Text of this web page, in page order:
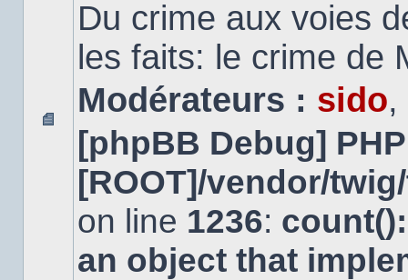
Aucun
message
non
Du crime aux voies
les faits: le crime de
Modérateurs : sido,
[phpBB Debug]
[ROOT]/vendor/
on line 1236:
an object that